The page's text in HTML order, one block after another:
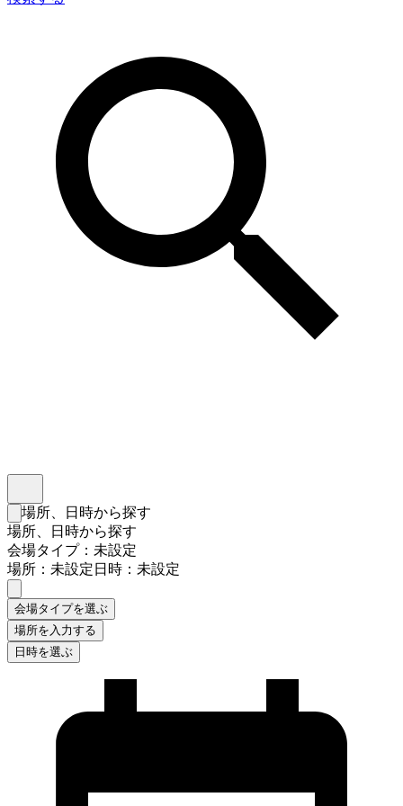
検索フォームを閉じる
場所、日時から探す
場所、日時から探す
会場タイプ：未設定
場所：未設定日時：未設定
会場タイプを選ぶ
場所を入力する
日時を選ぶ